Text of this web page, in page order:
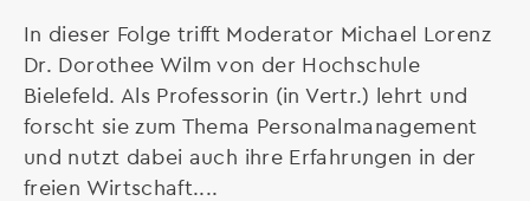
In dieser Folge trifft Moderator Michael Lorenz
Dr. Dorothee Wilm von der Hochschule
Bielefeld. Als Professorin (in Vertr.) lehrt und
forscht sie zum Thema Personalmanagement
und nutzt dabei auch ihre Erfahrungen in der
freien Wirtschaft....